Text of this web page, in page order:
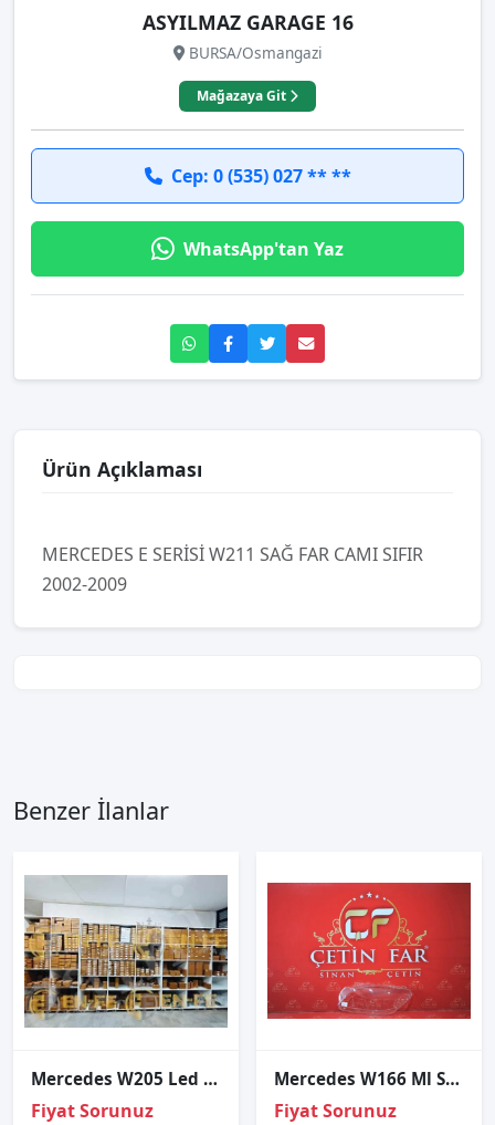
ASYILMAZ GARAGE 16
BURSA/Osmangazi
Mağazaya Git
Cep: 0 (535) 027 ** **
WhatsApp'tan Yaz
Ürün Açıklaması
MERCEDES E SERİSİ W211 SAĞ FAR CAMI SIFIR
2002-2009
Benzer İlanlar
Mercedes W205 Led Modülü A2059060601
Fiyat Sorunuz
Mercedes W166 Ml Sol Far Cami
Fiyat Sorunuz